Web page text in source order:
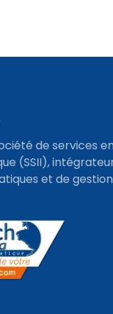
de services
(SSII),
et de gestion